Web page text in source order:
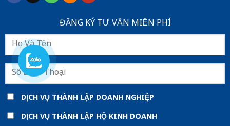
ĐĂNG KÝ TƯ VẤN MIẾN PHÍ
DỊCH VỤ THÀNH LẬP DOANH NGHIỆP
DỊCH VỤ THÀNH LẬP HỘ KINH DOANH